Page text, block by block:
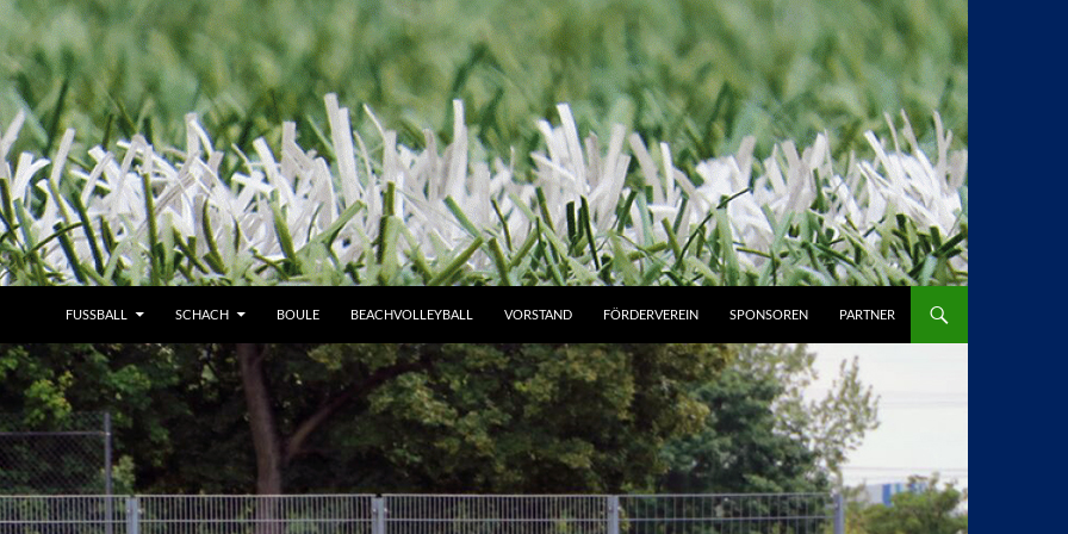
FUSSBALL SCHACH BOULE BEACHVOLLEYBALL VORSTAND FÖRDERVEREIN SPONSOREN PARTNER